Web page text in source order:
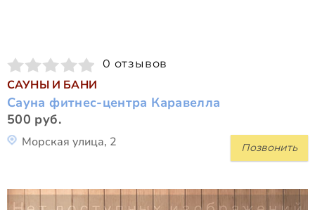
0 отзывов
САУНЫ И БАНИ
Сауна фитнес-центра Каравелла
500 руб.
Позвонить
Морская улица, 2